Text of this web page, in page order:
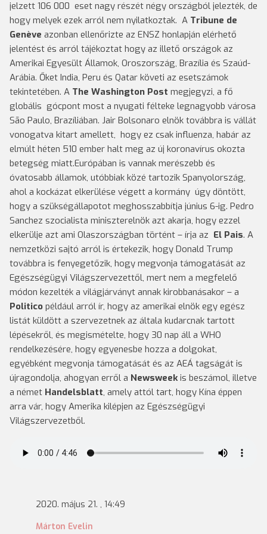
jelzett 106 000 eset nagy részét négy országból jelezték, de
hogy melyek ezek arról nem nyilatkoztak. A Tribune de
Genève azonban ellenőrizte az ENSZ honlapján elérhető
jelentést és arról tájékoztat hogy az illető országok az
Amerikai Egyesült Államok, Oroszország, Brazília és Szaúd-
Arábia. Őket India, Peru és Qatar követi az esetszámok
tekintetében. A The Washington Post megjegyzi, a fő
globális gócpont most a nyugati félteke legnagyobb városa
São Paulo, Brazíliában. Jair Bolsonaro elnök továbbra is vállát
vonogatva kitart amellett, hogy ez csak influenza, habár az
elmúlt héten 510 ember halt meg az új koronavírus okozta
betegség miatt.Európában is vannak merészebb és
óvatosabb államok, utóbbiak közé tartozik Spanyolország,
ahol a kockázat elkerülése végett a kormány úgy döntött,
hogy a szükségállapotot meghosszabbítja június 6-ig. Pedro
Sanchez szocialista miniszterelnök azt akarja, hogy ezzel
elkerülje azt ami Olaszországban történt – írja az El Pais. A
nemzetközi sajtó arról is értekezik, hogy Donald Trump
továbbra is fenyegetőzik, hogy megvonja támogatását az
Egészségügyi Világszervezettől, mert nem a megfelelő
módon kezelték a világjárványt annak kirobbanásakor – a
Politico például arról ír, hogy az amerikai elnök egy egész
listát küldött a szervezetnek az általa kudarcnak tartott
lépésekről, és megismételte, hogy 30 nap áll a WHO
rendelkezésére, hogy egyenesbe hozza a dolgokat,
egyébként megvonja támogatását és az AEÁ tagságát is
újragondolja, ahogyan erről a Newsweekis beszámol, illetve
a német Handelsblatt, amely attól tart, hogy Kína éppen
arra vár, hogy Amerika kilépjen az Egészségügyi
Világszervezetből.
2020. május 21. , 14:49
Márton Evelin